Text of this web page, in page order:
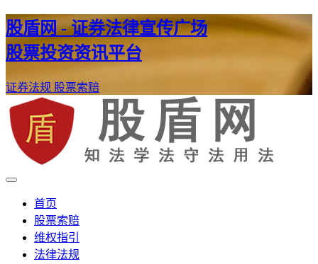
股盾网 - 证券法律宣传广场
股票投资资讯平台
证券法规 股票索赔
股盾网
证券股票维权网
首页
股票索赔
维权指引
法律法规